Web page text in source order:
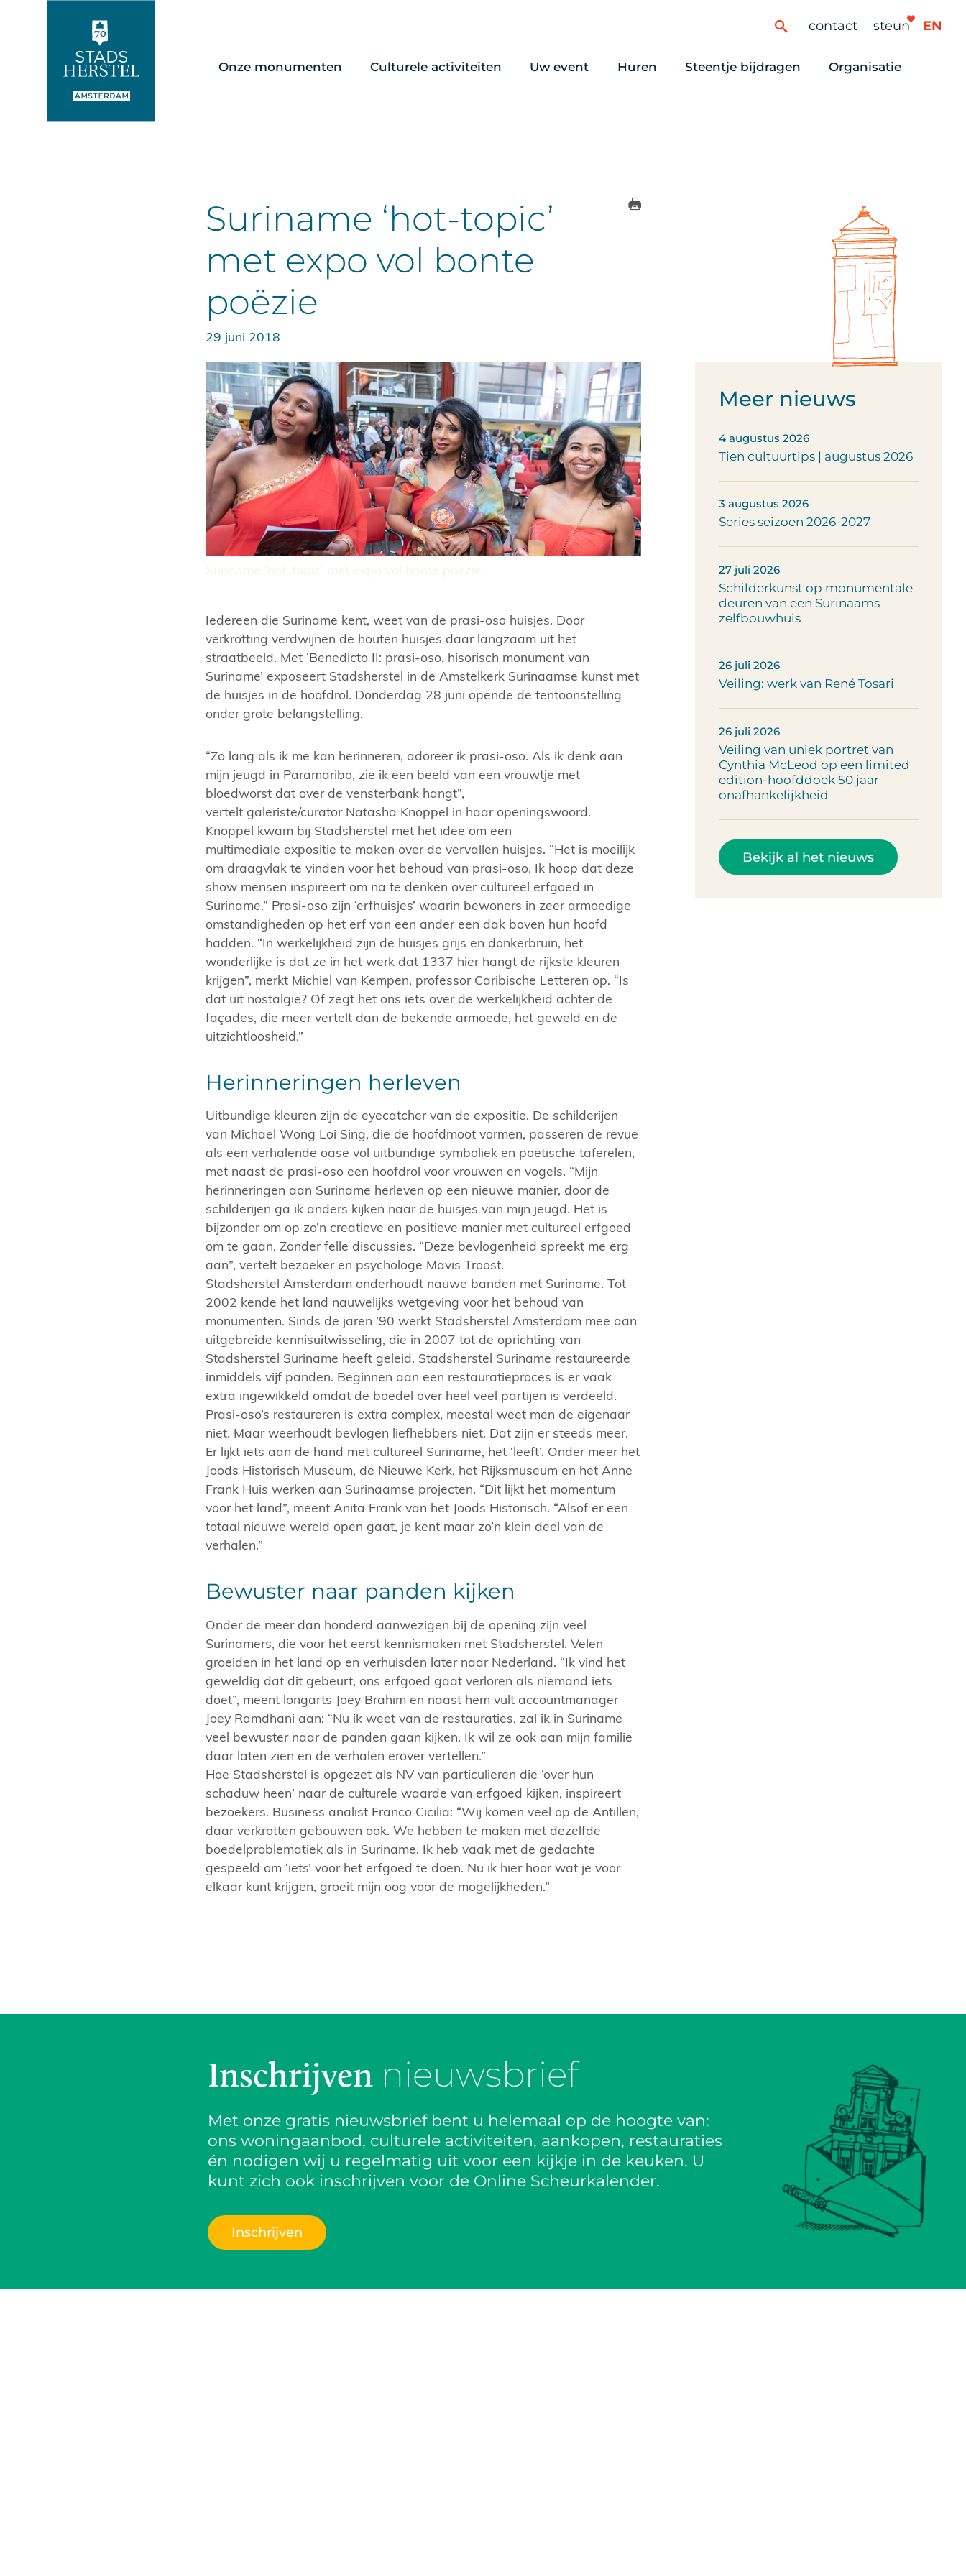
contact steun EN
Onze monumenten Culturele activiteiten Uw event
Trouwen
Huren Steentje bijdragen
6 redenen om mee te doen
Organisatie
Stadsherstel
Suriname ‘hot-topic’
met expo vol bonte
poëzie
29 juni 2018
Iedereen die Suriname kent, weet van de prasi-oso huisjes. Door
verkrotting verdwijnen de houten huisjes daar langzaam uit het
straatbeeld. Met ‘Benedicto II: prasi-oso, hisorisch monument van
Suriname’ exposeert Stadsherstel in de Amstelkerk Surinaamse kunst met
de huisjes in de hoofdrol. Donderdag 28 juni opende de tentoonstelling
onder grote belangstelling.
“Zo lang als ik me kan herinneren, adoreer ik prasi-oso. Als ik denk aan
mijn jeugd in Paramaribo, zie ik een beeld van een vrouwtje met
bloedworst dat over de vensterbank hangt”,
vertelt galeriste/curator Natasha Knoppel in haar openingswoord.
Knoppel kwam bij Stadsherstel met het idee om een
multimediale expositie te maken over de vervallen huisjes. “Het is moeilijk
om draagvlak te vinden voor het behoud van prasi-oso. Ik hoop dat deze
show mensen inspireert om na te denken over cultureel erfgoed in
Suriname.” Prasi-oso zijn ‘erfhuisjes’ waarin bewoners in zeer armoedige
omstandigheden op het erf van een ander een dak boven hun hoofd
hadden. “In werkelijkheid zijn de huisjes grijs en donkerbruin, het
wonderlijke is dat ze in het werk dat 1337 hier hangt de rijkste kleuren
krijgen”, merkt Michiel van Kempen, professor Caribische Letteren op. “Is
dat uit nostalgie? Of zegt het ons iets over de werkelijkheid achter de
façades, die meer vertelt dan de bekende armoede, het geweld en de
uitzichtloosheid.”
Herinneringen herleven
Uitbundige kleuren zijn de eyecatcher van de expositie. De schilderijen
van Michael Wong Loi Sing, die de hoofdmoot vormen, passeren de revue
als een verhalende oase vol uitbundige symboliek en poëtische taferelen,
met naast de prasi-oso een hoofdrol voor vrouwen en vogels. “Mijn
herinneringen aan Suriname herleven op een nieuwe manier, door de
schilderijen ga ik anders kijken naar de huisjes van mijn jeugd. Het is
bijzonder om op zo’n creatieve en positieve manier met cultureel erfgoed
om te gaan. Zonder felle discussies. “Deze bevlogenheid spreekt me erg
aan”, vertelt bezoeker en psychologe Mavis Troost.
Stadsherstel Amsterdam onderhoudt nauwe banden met Suriname. Tot
2002 kende het land nauwelijks wetgeving voor het behoud van
monumenten. Sinds de jaren ’90 werkt Stadsherstel Amsterdam mee aan
uitgebreide kennisuitwisseling, die in 2007 tot de oprichting van
Stadsherstel Suriname heeft geleid. Stadsherstel Suriname restaureerde
inmiddels vijf panden. Beginnen aan een restauratieproces is er vaak
extra ingewikkeld omdat de boedel over heel veel partijen is verdeeld.
Prasi-oso’s restaureren is extra complex, meestal weet men de eigenaar
niet. Maar weerhoudt bevlogen liefhebbers niet. Dat zijn er steeds meer.
Er lijkt iets aan de hand met cultureel Suriname, het ‘leeft’. Onder meer het
Joods Historisch Museum, de Nieuwe Kerk, het Rijksmuseum en het Anne
Frank Huis werken aan Surinaamse projecten. “Dit lijkt het momentum
voor het land”, meent Anita Frank van het Joods Historisch. “Alsof er een
totaal nieuwe wereld open gaat, je kent maar zo’n klein deel van de
verhalen.”
Bewuster naar panden kijken
Onder de meer dan honderd aanwezigen bij de opening zijn veel
Surinamers, die voor het eerst kennismaken met Stadsherstel. Velen
groeiden in het land op en verhuisden later naar Nederland. “Ik vind het
geweldig dat dit gebeurt, ons erfgoed gaat verloren als niemand iets
doet”, meent longarts Joey Brahim en naast hem vult accountmanager
Joey Ramdhani aan: “Nu ik weet van de restauraties, zal ik in Suriname
veel bewuster naar de panden gaan kijken. Ik wil ze ook aan mijn familie
daar laten zien en de verhalen erover vertellen.”
Hoe Stadsherstel is opgezet als NV van particulieren die ‘over hun
schaduw heen’ naar de culturele waarde van erfgoed kijken, inspireert
bezoekers. Business analist Franco Cicilia: “Wij komen veel op de Antillen,
daar verkrotten gebouwen ook. We hebben te maken met dezelfde
boedelproblematiek als in Suriname. Ik heb vaak met de gedachte
gespeeld om ‘iets’ voor het erfgoed te doen. Nu ik hier hoor wat je voor
elkaar kunt krijgen, groeit mijn oog voor de mogelijkheden.”
Meer nieuws
4 augustus 2026
Tien cultuurtips | augustus 2026
3 augustus 2026
Series seizoen 2026-2027
27 juli 2026
Schilderkunst op monumentale
deuren van een Surinaams
zelfbouwhuis
26 juli 2026
Veiling: werk van René Tosari
26 juli 2026
Veiling van uniek portret van
Cynthia McLeod op een limited
edition-hoofddoek 50 jaar
onafhankelijkheid
Bekijk al het nieuws
Inschrijven nieuwsbrief
Met onze gratis nieuwsbrief bent u helemaal op de hoogte van:
ons woningaanbod, culturele activiteiten, aankopen, restauraties
én nodigen wij u regelmatig uit voor een kijkje in de keuken. U
kunt zich ook inschrijven voor de Online Scheurkalender.
Inschrijven